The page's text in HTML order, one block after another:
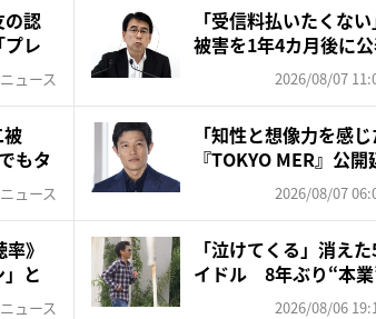
認
レ
ュース
「受信料払いたくな
被害を1年4カ月後に公
2026/08/07
被
もタ
ュース
「知性と想像力を感
『TOKYO MER』公
2026/08/07
》
と
ュース
「泣けてくる」消え
イドル 8年ぶり“本
2026/08/06